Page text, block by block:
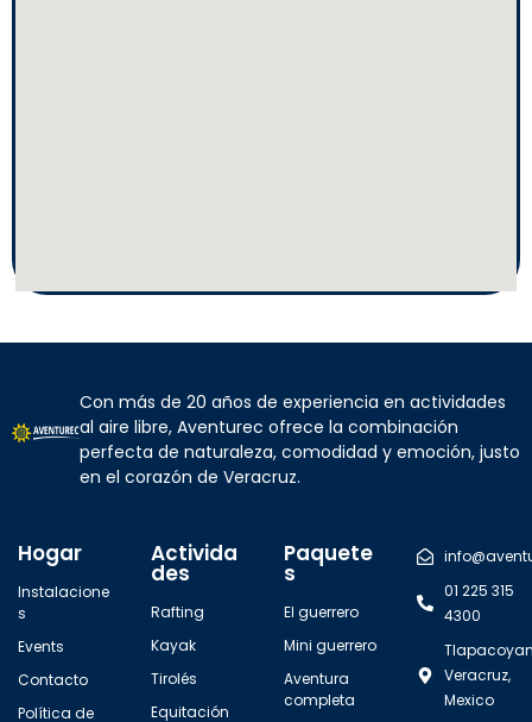
Con más de 20 años de experiencia en actividades
al aire libre, Aventurec ofrece la combinación
perfecta de naturaleza, comodidad y emoción, justo
en el corazón de Veracruz.
Hogar
Instalacione
s
Events
Contacto
Política de
Activida
des
Rafting
Kayak
Tirolés
Equitación
Paquete
s
El guerrero
Mini guerrero
Aventura
completa
01 225 315
4300
Veracruz,
Mexico